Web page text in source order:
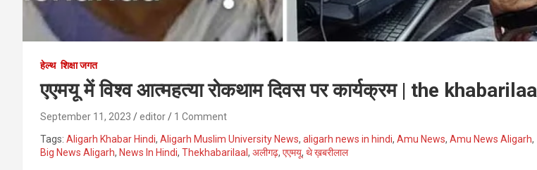
हेल्थ शिक्षा जगत
एएमयू में विश्व आत्महत्या रोकथाम दिवस पर कार्यक्रम | the
September 11, 2023 editor
1 Comment
Tags: Aligarh Khabar Hindi, Aligarh Muslim University News, aligarh news in hindi, Amu News, Amu News Aligarh,
Big News Aligarh, News In Hindi, Thekhabarilaal , अलीगढ़, एएमयू, थे ख़बरीलाल